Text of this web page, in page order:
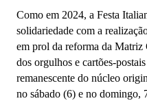
Como em 2024, a Festa
solidariedade com a
em prol da reforma da Matriz
dos orgulhos e cartões-
remanescente do núcleo
no sábado (6) e no domingo,